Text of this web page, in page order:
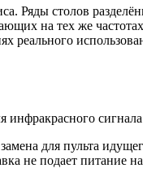
Ряды столов
на тех же
реального
инфракрасного
для пульта
не подает питание